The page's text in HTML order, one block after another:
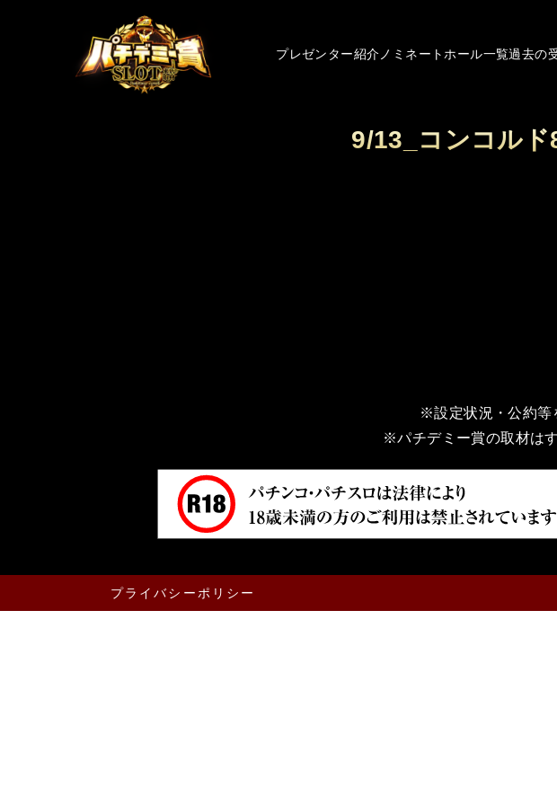
プレゼンター紹介 ノミネートホール一覧過去の
9/13_コンコル
※設定状況・公約等
※パチデミー賞の取材は
プライバシーポリシー